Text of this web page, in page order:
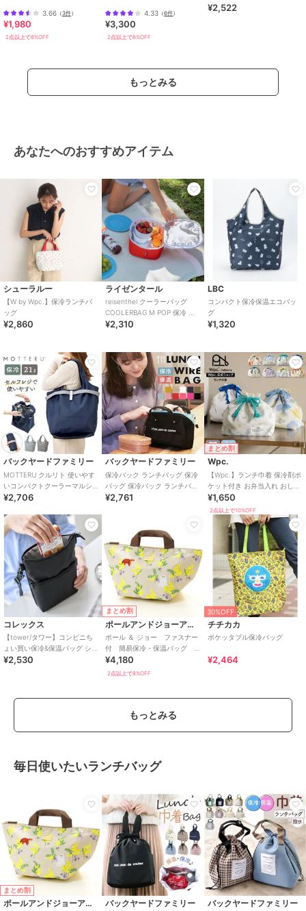
3.66 （3件）
¥1,980
2点以上で8%OFF
4.33 （6件）
¥3,300
2点以上で8%OFF
バック レディース メンズ 手提
¥2,522
もっとみる
あなたへのおすすめアイテム
シューラルー
【W by Wpc.】保冷ランチバ
ッグ
¥2,860
ライゼンタール
reisenthel クーラーバッグ
COOLERBAG M POP 保冷 保
温 バッグ
¥2,310
LBC
コンパクト保冷保温エコバッ
グ
¥1,320
バックヤードファミリー
MOTTERU クルリト 使いやす
いコンパクトクーラーマルシ
ェバッグ
¥2,706
バックヤードファミリー
保冷バック ランチバッグ 保冷
バッグ 保冷バック ランチバッ
ク 定番 ダブルファスナー シン
¥2,761
まとめ割
Wpc.
【Wpc.】ランチ巾着 保冷剤ポ
ケット付き お弁当入れ おしゃ
れ はっ水加工 お弁当袋 レディ
ース
¥1,650
2点以上で10%OFF
コレックス
【tower/タワー】コンビニち
ょい買い保冷&保温バッグ ショ
ルダー 500ml
¥2,530
まとめ割
ポールアンドジョーアクセソワ
ポール ＆ ジョー ファスナー
付 簡易保冷・保温バッグ
ミモザとジプシー＆ヌネット
¥4,180
2点以上で8%OFF
30%OFF
チチカカ
ポケッタブル保冷バッグ
¥2,464
もっとみる
毎日使いたいランチバッグ
まとめ割
ポールアンドジョーアクセソワ バックヤードファミリー バックヤードファミリー